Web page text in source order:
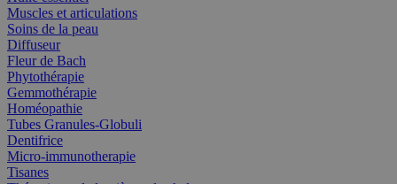
Muscles et articulations
Soins de la peau
Diffuseur
Fleur de Bach
Phytothérapie
Gemmothérapie
Homéopathie
Tubes Granules-Globuli
Dentifrice
Micro-immunotherapie
Tisanes